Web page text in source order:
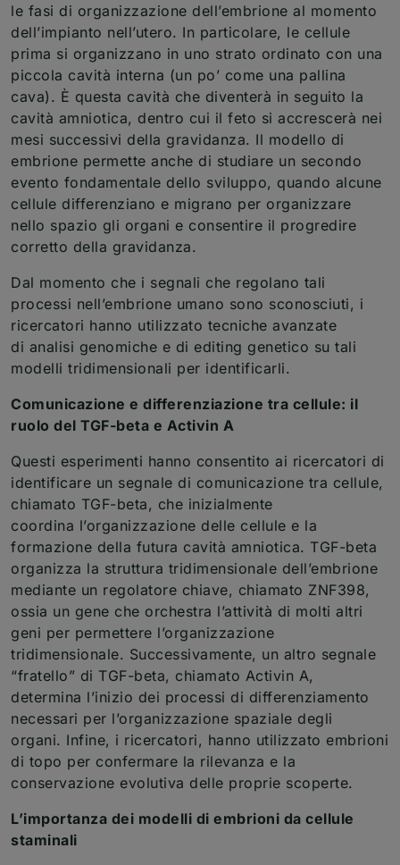
le fasi di organizzazione dell’embrione al momento
dell’impianto nell’utero. In particolare, le cellule
prima si organizzano in uno strato ordinato con una
piccola cavità interna (un po’ come una pallina
cava). È questa cavità che diventerà in seguito la
cavità amniotica, dentro cui il feto si accrescerà nei
mesi successivi della gravidanza. Il modello di
embrione permette anche di studiare un secondo
evento fondamentale dello sviluppo, quando alcune
cellule differenziano e migrano per organizzare
nello spazio gli organi e consentire il progredire
corretto della gravidanza.
Dal momento che i segnali che regolano tali
processi nell’embrione umano sono sconosciuti, i
ricercatori hanno utilizzato tecniche avanzate
di analisi genomiche e di editing genetico su tali
modelli tridimensionali per identificarli.
Comunicazione e differenziazione tra cellule: il
ruolo del TGF-beta e Activin A
Questi esperimenti hanno consentito ai ricercatori di
identificare un segnale di comunicazione tra cellule,
chiamato TGF-beta, che inizialmente
coordina l’organizzazione delle cellule e la
formazione della futura cavità amniotica. TGF-beta
organizza la struttura tridimensionale dell’embrione
mediante un regolatore chiave, chiamato ZNF398,
ossia un gene che orchestra l’attività di molti altri
geni per permettere l’organizzazione
tridimensionale. Successivamente, un altro segnale
“fratello” di TGF-beta, chiamato Activin A,
determina l’inizio dei processi di differenziamento
necessari per l’organizzazione spaziale degli
organi. Infine, i ricercatori, hanno utilizzato embrioni
di topo per confermare la rilevanza e la
conservazione evolutiva delle proprie scoperte.
L’importanza dei modelli di embrioni da cellule
staminali